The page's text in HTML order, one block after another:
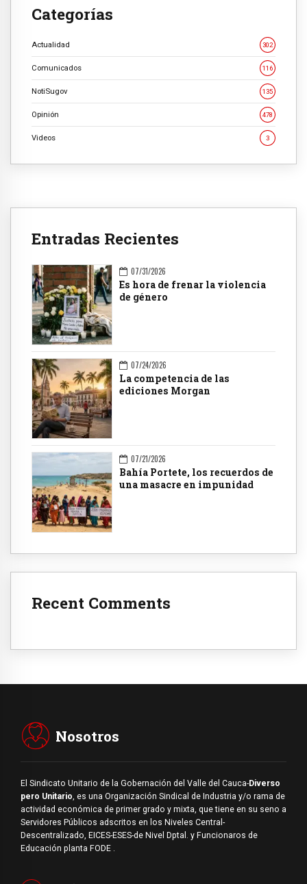
Categorías
Actualidad 302
Comunicados 116
NotiSugov 135
Opinión 478
Videos 3
Entradas Recientes
07/31/2026
Es hora de frenar la violencia
de género
07/24/2026
La competencia de las
ediciones Morgan
07/21/2026
Bahía Portete, los recuerdos de
una masacre en impunidad
Recent Comments
Nosotros
El Sindicato Unitario de la Gobernación del Valle del Cauca-Diverso
pero Unitario , es una Organización Sindical de Industria y/o rama de
actividad económica de primer grado y mixta, que tiene en su seno a
Servidores Públicos adscritos en los Niveles Central-
Descentralizado, EICES-ESES-de Nivel Dptal. y Funcionaros de
Educación planta FODE .